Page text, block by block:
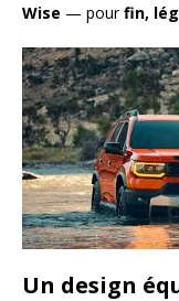
Wise — pourfin,
Un design